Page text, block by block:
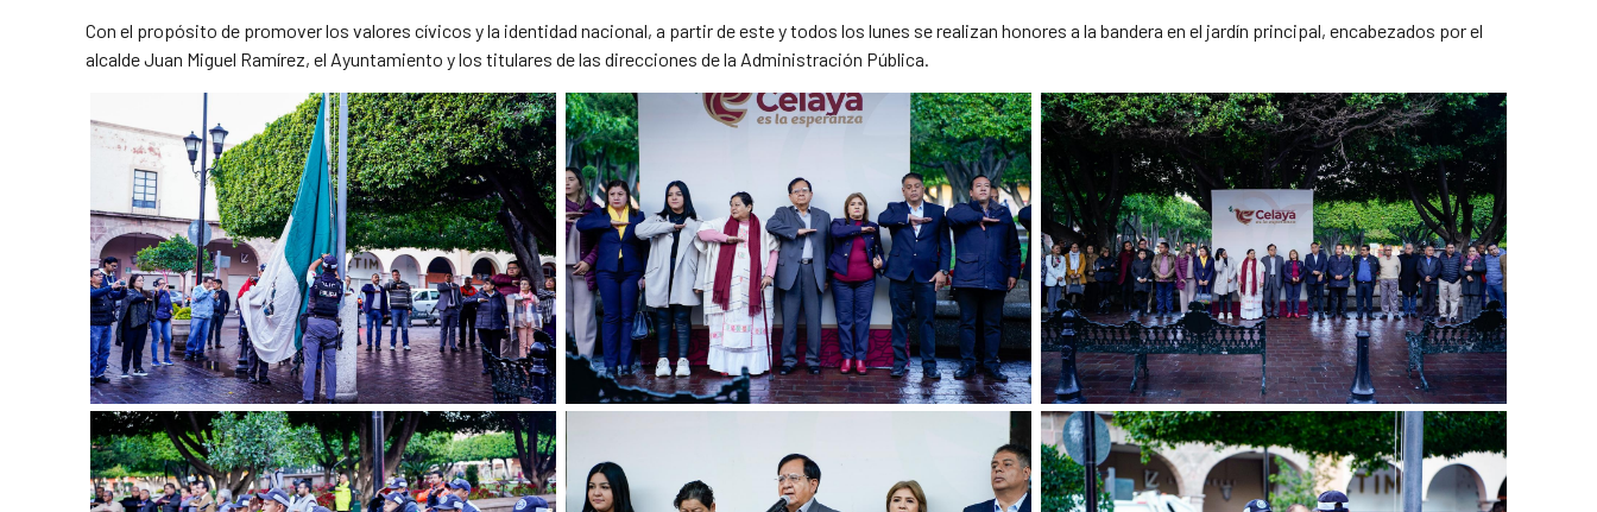
Con el propósito de promover los valores cívicos y la identidad nacional, a partir de este y todos los lunes se realizan honores a la bandera en el jardín principal, encabezados por el
alcalde Juan Miguel Ramírez, el Ayuntamiento y los titulares de las direcciones de la Administración Pública.